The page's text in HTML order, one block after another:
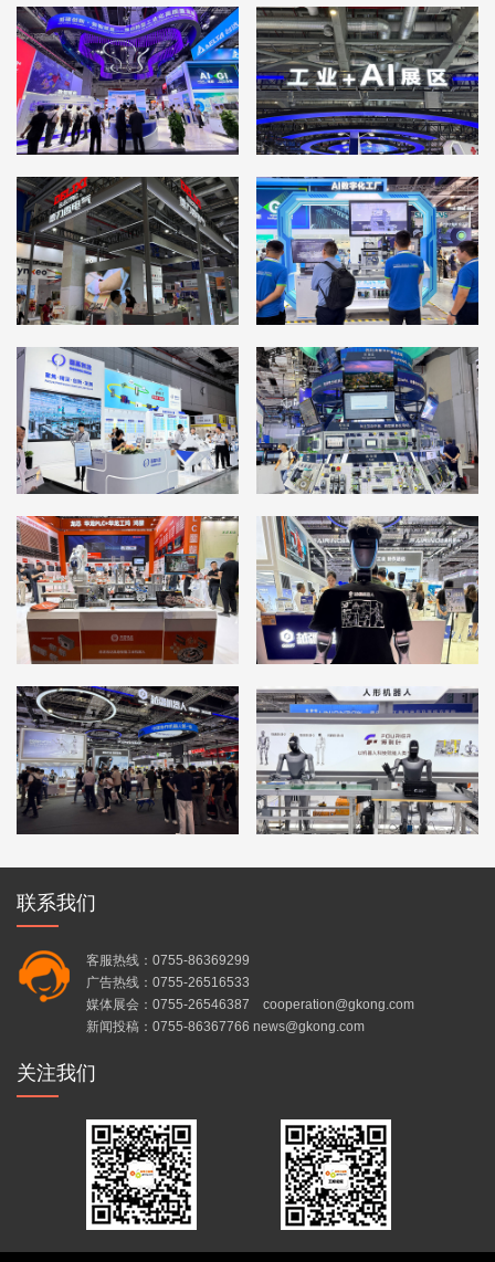
联系我们
客服热线：0755-86369299
广告热线：0755-26516533
媒体展会：0755-26546387 cooperation@gkong.com
新闻投稿：0755-86367766 news@gkong.com
关注我们